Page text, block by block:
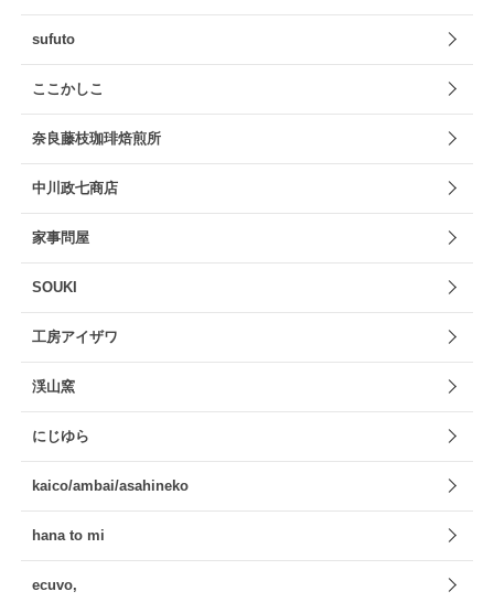
sufuto
ここかしこ
奈良藤枝珈琲焙煎所
中川政七商店
家事問屋
SOUKI
工房アイザワ
渓山窯
にじゆら
kaico/ambai/asahineko
hana to mi
ecuvo,